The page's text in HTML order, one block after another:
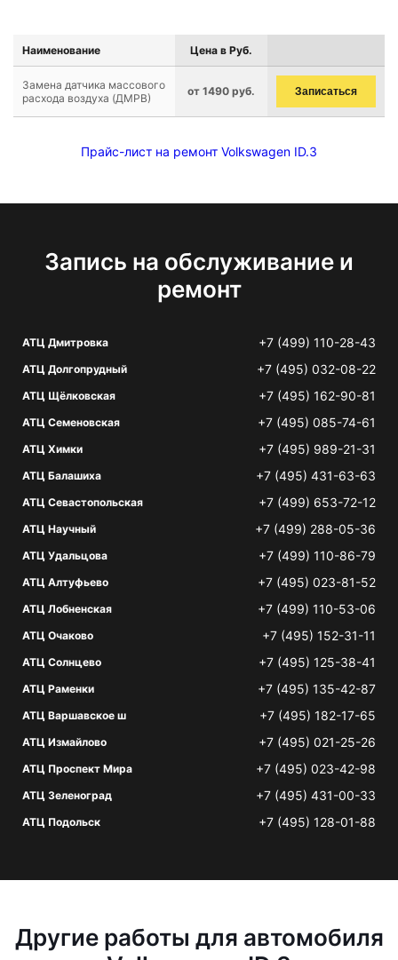
Наименование Цена в Руб.
Замена датчика массового
расхода воздуха (ДМРВ)
от 1490 руб. Записаться
Прайс-лист на ремонт Volkswagen ID.3
Запись на обслуживание и
ремонт
АТЦ Дмитровка +7 (499) 110-28-43
АТЦ Долгопрудный +7 (495) 032-08-22
АТЦ Щёлковская +7 (495) 162-90-81
АТЦ Семеновская +7 (495) 085-74-61
АТЦ Химки +7 (495) 989-21-31
АТЦ Балашиха +7 (495) 431-63-63
АТЦ Севастопольская +7 (499) 653-72-12
АТЦ Научный +7 (499) 288-05-36
АТЦ Удальцова +7 (499) 110-86-79
АТЦ Алтуфьево +7 (495) 023-81-52
АТЦ Лобненская +7 (499) 110-53-06
АТЦ Очаково +7 (495) 152-31-11
АТЦ Солнцево +7 (495) 125-38-41
АТЦ Раменки +7 (495) 135-42-87
АТЦ Варшавское ш +7 (495) 182-17-65
АТЦ Измайлово +7 (495) 021-25-26
АТЦ Проспект Мира +7 (495) 023-42-98
АТЦ Зеленоград +7 (495) 431-00-33
АТЦ Подольск +7 (495) 128-01-88
Другие работы для автомобиля